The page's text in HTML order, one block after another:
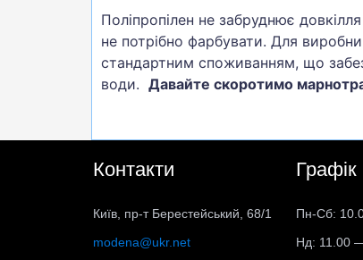
Поліпропілен не забруднює
не потрібно фарбувати. Для
стандартним споживанням, що
води. Давайте скоротимо
Контакти
Київ, пр-т Берестейський, 68/1
modena@ukr.net
Пн-Сб:
Нд: 11.00